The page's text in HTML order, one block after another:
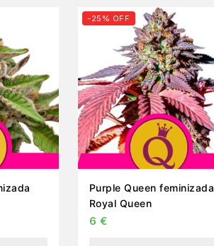
-25% OFF
Purple Queen feminizada
Royal Queen
6 €